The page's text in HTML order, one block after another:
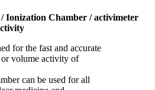
Ionization Chamber / activimeter
for the fast and accurate
volume activity of
can be used for all